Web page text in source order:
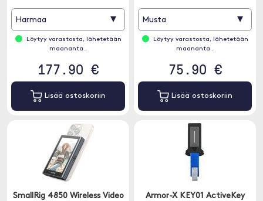
Harmaa ▾
Löytyy varastosta, lähetetään
maananta..
177.90 €
Lisää ostoskoriin
Musta ▾
Löytyy varastosta, lähetetään
maananta..
75.90 €
Lisää ostoskoriin
SmallRig 4850 Wireless Video
Armor-X KEY01 ActiveKey